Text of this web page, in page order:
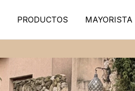
PRODUCTOS MAYORISTA